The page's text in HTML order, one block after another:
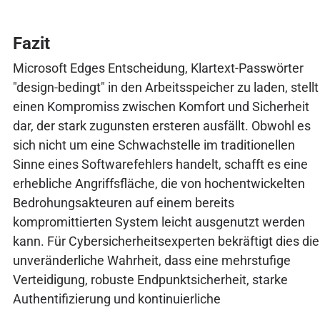
Fazit
Microsoft Edges Entscheidung, Klartext-Passwörter
"design-bedingt" in den Arbeitsspeicher zu laden, stellt
einen Kompromiss zwischen Komfort und Sicherheit
dar, der stark zugunsten ersteren ausfällt. Obwohl es
sich nicht um eine Schwachstelle im traditionellen
Sinne eines Softwarefehlers handelt, schafft es eine
erhebliche Angriffsfläche, die von hochentwickelten
Bedrohungsakteuren auf einem bereits
kompromittierten System leicht ausgenutzt werden
kann. Für Cybersicherheitsexperten bekräftigt dies die
unveränderliche Wahrheit, dass eine mehrstufige
Verteidigung, robuste Endpunktsicherheit, starke
Authentifizierung und kontinuierliche